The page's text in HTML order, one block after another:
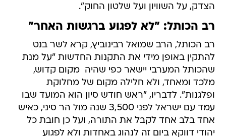
הצדק, על השוויון ועל שלטון החוק".
רב הכותל: "לא לפגוע ברגשות האחר"
רב הכותל, הרב שמואל רבינוביץ, קרא לשר בנט
להתקין באופן מידי את התקנות החדשות "על מנת
שהכותל המערבי יישאר כפי שהיה  מקום קדוש,
מלכד ומאחד, ולא חלילה מקום של מחלוקת
ופלגנות". לדבריו, "ראש חודש סיון הוא המועד שבו
עמד עם ישראל לפני 3,500 שנה מול הר סיני, כאיש
אחד בלב אחד לקבל את התורה, ועל כן חובת כל
יהודי דווקא ביום זה לנהוג באחדות ולא לפגוע